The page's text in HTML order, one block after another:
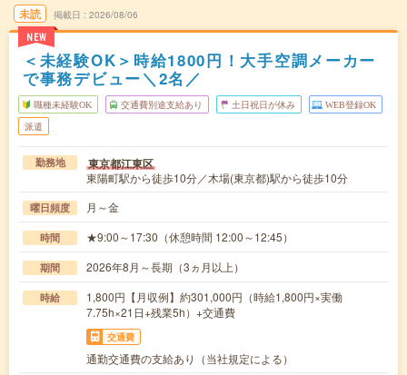
未読
NEW
掲載日 2026/08/06
＜未経験OK＞時給1800円！大手空調メーカー
で事務デビュー＼2名／
職種未経験OK 交通費別途支給あり 土日祝日が休み WEB登録OK
派遣
勤務地 東京都江東区
東陽町駅から徒歩10分／木場(東京都)駅から徒歩10分
曜日頻度 月～金
時間 ★9:00～17:30（休憩時間 12:00～12:45）
期間 2026年8月～長期（3ヵ月以上）
時給
1,800円【月収例】約301,000円（時給1,800円×実働
7.75h×21日+残業5h）+交通費
交通費
通勤交通費の支給あり（当社規定による）